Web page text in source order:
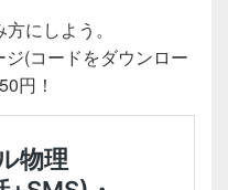
にしよう。
(コードをダウンロー
円！